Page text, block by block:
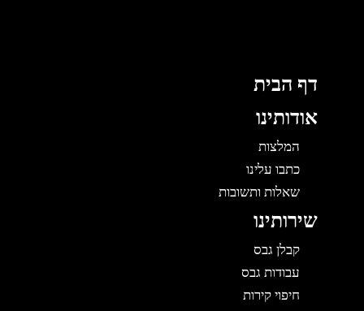
דף הבית
אודותינו
המלצות
כתבו עלינו
שאלות ותשובות
שירותינו
קבלן גבס
עבודות גבס
חיפוי קירות